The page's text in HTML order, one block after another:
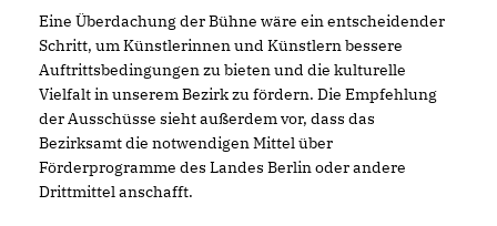
Eine Überdachung der Bühne wäre ein entscheidender
Schritt, um Künstlerinnen und Künstlern bessere
Auftrittsbedingungen zu bieten und die kulturelle
Vielfalt in unserem Bezirk zu fördern. Die Empfehlung
der Ausschüsse sieht außerdem vor, dass das
Bezirksamt die notwendigen Mittel über
Förderprogramme des Landes Berlin oder andere
Drittmittel anschafft.